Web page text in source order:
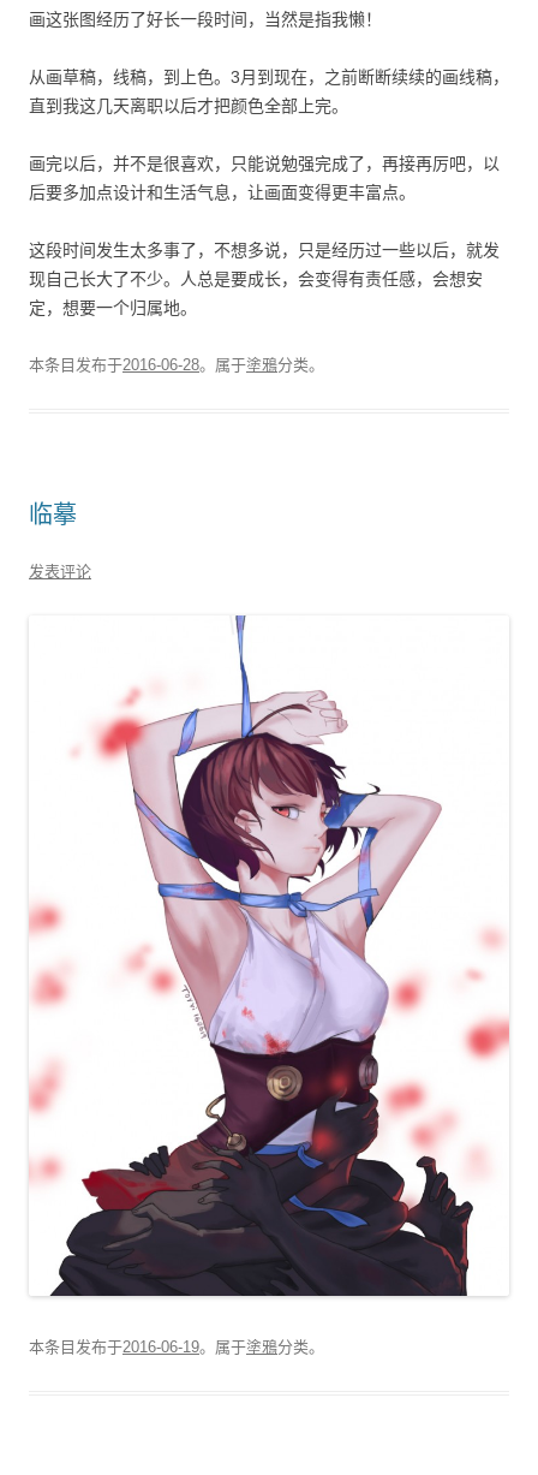
画这张图经历了好长一段时间，当然是指我懒！
从画草稿，线稿，到上色。3月到现在，之前断断续续的画线稿，
直到我这几天离职以后才把颜色全部上完。
画完以后，并不是很喜欢，只能说勉强完成了，再接再厉吧，以
后要多加点设计和生活气息，让画面变得更丰富点。
这段时间发生太多事了，不想多说，只是经历过一些以后，就发
现自己长大了不少。人总是要成长，会变得有责任感，会想安
定，想要一个归属地。
本条目发布于2016-06-28。属于塗鴉分类。
临摹
发表评论
本条目发布于2016-06-19。属于塗鴉分类。